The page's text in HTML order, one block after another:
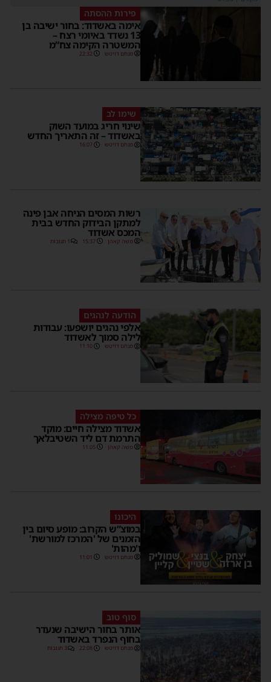
פירות ההסתה
אימה באשדוד: בחור ישיבה בן
13 נשדד באיומי רצח –
המשטרה הקימה צח”מ
מנחם דויטש 22:32
שימו לב
שינוי חריג במועד השוק
באשדוד – זה התאריך החדש
מנחם דויטש 16:07
רשות המסים הניחה אבן פינה
למתקן הבידוק החדש בבית
המכס אשדוד
משה קאהן 15:37 1 תגובות
הודעה לנהגים
אלפי נהגים יושפעו: עבודות
לילה סמוך לאשדוד
מנחם דויטש 11:10
כל טיפה מצילה
אשדוד מצילה חיים: מוקד
התרמת דם ליד השטיבלאך
משה קאהן 11:05
היכונו
במוצ”ש הקרוב: מופע סיום בין
הזמנים של 'המרכז למורשת'
ו'מהות'
מנחם דויטש 11:01
סוף טוב
אותר בחור הישיבה שנעדר
בחוף הנפרד באשדוד
מנחם דויטש 22:08 3 תגובות